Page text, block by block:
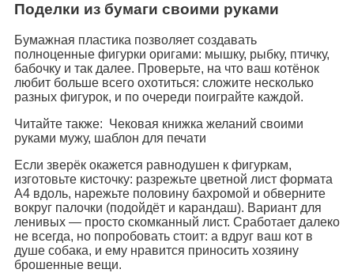
Поделки из бумаги своими руками
Бумажная пластика позволяет создавать
полноценные фигурки оригами: мышку, рыбку, птичку,
бабочку и так далее. Проверьте, на что ваш котёнок
любит больше всего охотиться: сложите несколько
разных фигурок, и по очереди поиграйте каждой.
Читайте также: Чековая книжка желаний своими
руками мужу, шаблон для печати
Если зверёк окажется равнодушен к фигуркам,
изготовьте кисточку: разрежьте цветной лист формата
А4 вдоль, нарежьте половину бахромой и обверните
вокруг палочки (подойдёт и карандаш). Вариант для
ленивых — просто скомканный лист. Сработает далеко
не всегда, но попробовать стоит: а вдруг ваш кот в
душе собака, и ему нравится приносить хозяину
брошенные вещи.